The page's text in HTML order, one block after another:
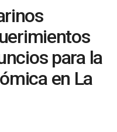
para la
en La